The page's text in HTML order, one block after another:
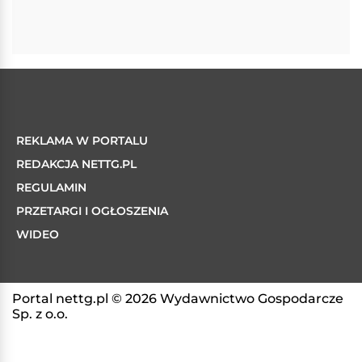
REKLAMA W PORTALU
REDAKCJA NETTG.PL
REGULAMIN
PRZETARGI I OGŁOSZENIA
WIDEO
Portal nettg.pl © 2026 Wydawnictwo Gospodarcze
Sp. z o.o.